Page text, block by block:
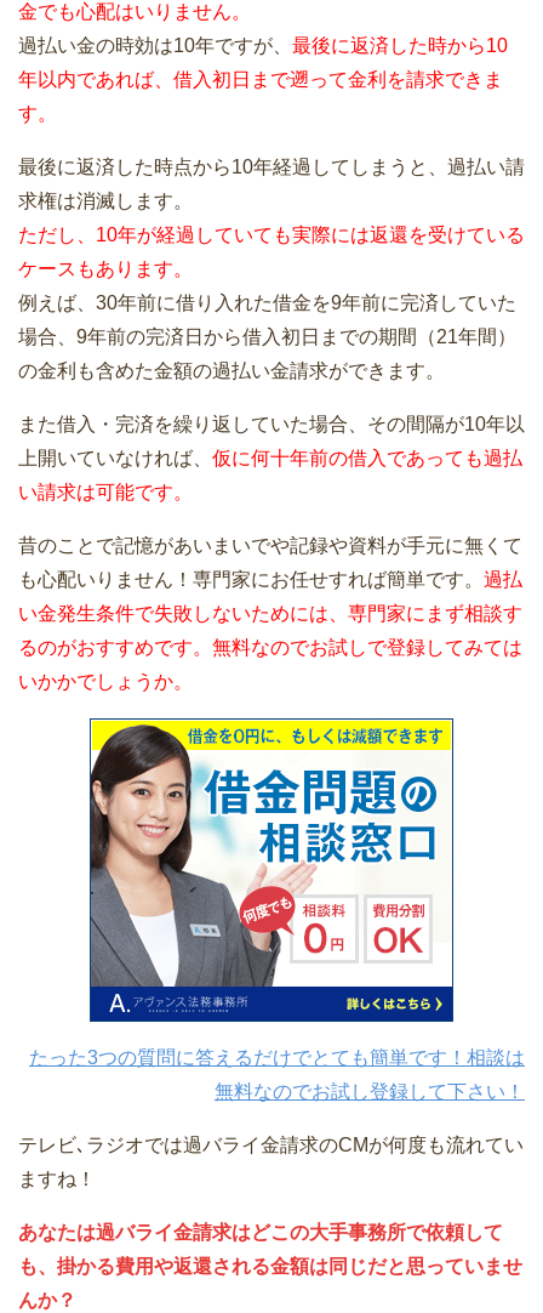
金でも心配はいりません。
過払い金の時効は10年ですが、 最後に返済した時から10
年以内であれば、借入初日まで遡って金利を請求できま
す。
最後に返済した時点から10年経過してしまうと、過払い請
求権は消滅します。
ただし、10年が経過していても実際には返還を受けている
ケースもあります。
例えば、30年前に借り入れた借金を9年前に完済していた
場合、9年前の完済日から借入初日までの期間（21年間）
の金利も含めた金額の過払い金請求ができます。
また借入・完済を繰り返していた場合、その間隔が10年以
上開いていなければ、 仮に何十年前の借入であっても過払
い請求は可能です。
昔のことで記憶があいまいでや記録や資料が手元に無くて
も心配いりません！専門家にお任せすれば簡単です。 過払
い金発生条件で失敗しないためには、専門家にまず相談す
るのがおすすめです。無料なのでお試しで登録してみては
いかかでしょうか。
たった3つの質問に答えるだけでとても簡単です！相談は
無料なのでお試し登録して下さい！
テレビ､ラジオでは過バライ金請求のCMが何度も流れてい
ますね！
あなたは過バライ金請求はどこの大手事務所で依頼して
も、掛かる費用や返還される金額は同じだと思っていませ
んか？